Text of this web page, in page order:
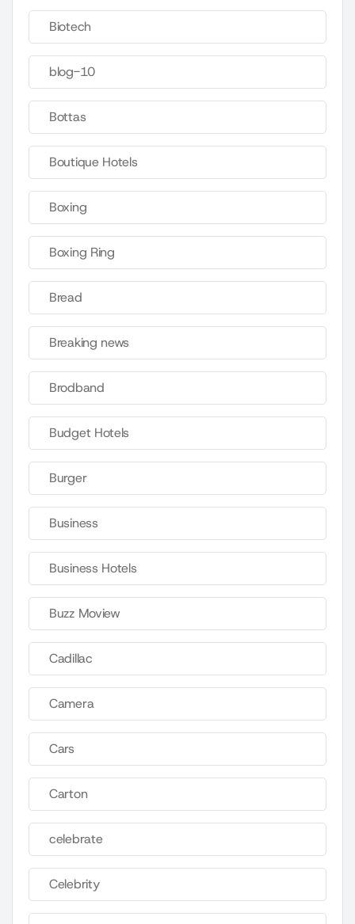
Biotech
blog-10
Bottas
Boutique Hotels
Boxing
Boxing Ring
Bread
Breaking news
Brodband
Budget Hotels
Burger
Business
Business Hotels
Buzz Moview
Cadillac
Camera
Cars
Carton
celebrate
Celebrity